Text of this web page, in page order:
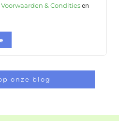
Voorwaarden & Conditiesen
onze blog